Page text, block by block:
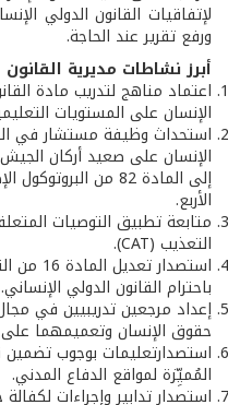
لإتفاقيات القانون الدولي
ورفع تقرير عند الحاجة.
أبرز نشاطات مديرية
اعتماد مناهج لتدريب مادة
الإنسان على المستويات
استحداث وظيفة مستشار في
الإنسان على صعيد أركان الجيش
إلى المادة 82 من
الأربع.
متابعة تطبيق التوصيات
التعذيب (CAT).
باحترام القانون الدولي الإنساني.
إعداد مرجعين تدريبيين في
حقوق الإنسان وتعميمهما على
استصدارتعليمات بوجوب تضمين
المُميِّزة لمواقع الدفاع المدني.
استصدار تدابير وإجراءات